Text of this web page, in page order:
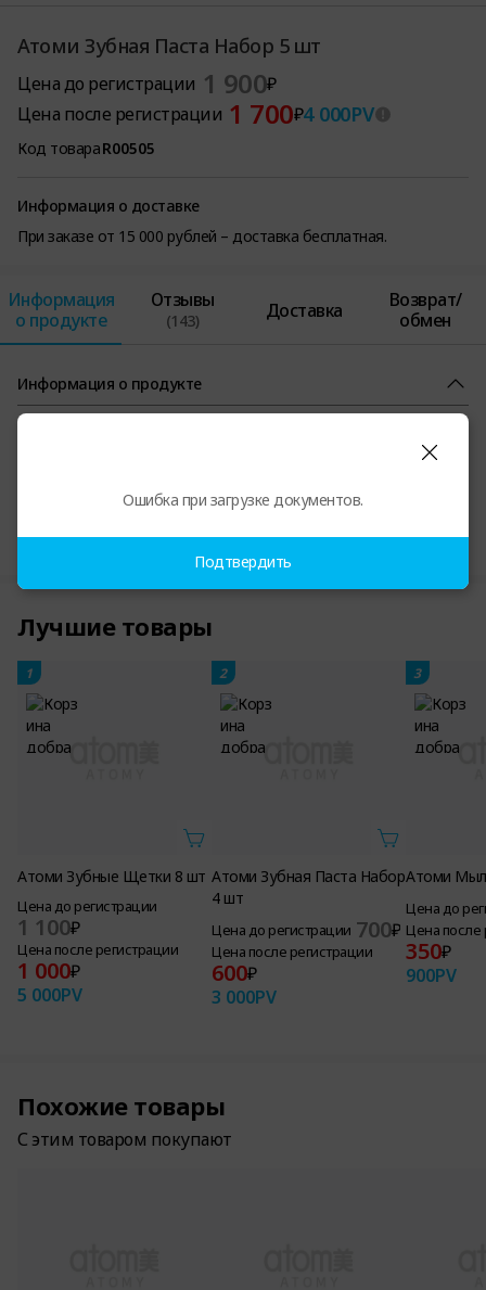
Атоми Зубная Паста Набор 5 шт
Цена до регистрации 1 900₽
Цена после регистрации 1 700₽4 000PV
Код товараR00505
Информация о доставке
При заказе от 15 000 рублей – доставка бесплатная.
Информация
о продукте
Отзывы
(143) Доставка
Возврат/
обмен
Информация о продукте
Лучшие товары
1
Атоми Зубные Щетки 8 шт
Цена до регистрации
1 100₽
Цена после регистрации
1 000₽
5 000PV
2
Атоми Зубная Паста Набор
4 шт
Цена до регистрации 700₽
Цена после регистрации
600₽
3 000PV
3
Атоми
Цена до
Цена после
350₽
900PV
Похожие товары
С этим товаром покупают
Ошибка при загрузке документов.
Подтвердить